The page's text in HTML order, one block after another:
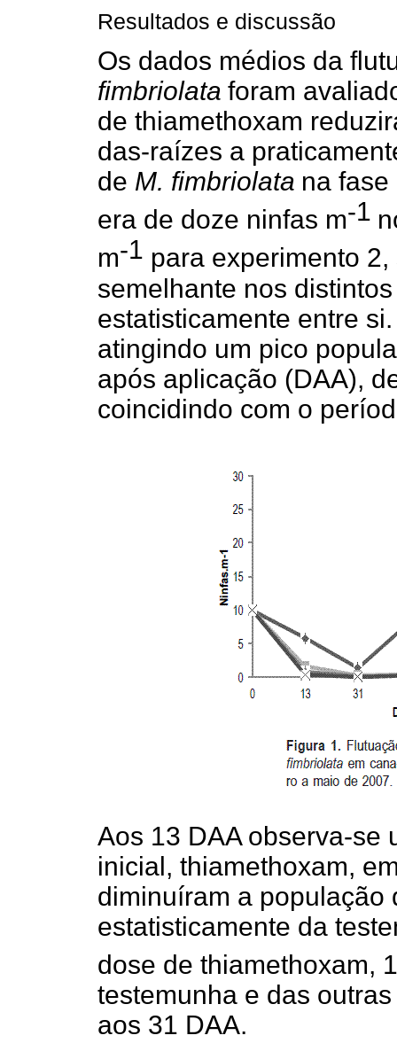
Resultados e discussão
Os dados médios da
fimbriolata foram
de thiamethoxam
das-raízes a
de M. fimbriolata na
era de doze ninfas m-1
m-1 para experimento
semelhante nos
estatisticamente entre
atingindo um pico
após aplicação (DAA),
coincidindo com o
Aos 13 DAA observa-se
inicial, thiamethoxam,
diminuíram a população
estatisticamente da
dose de thiamethoxam,
testemunha e das
aos 31 DAA.